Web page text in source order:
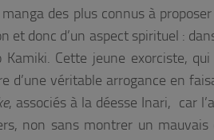
des plus connus à
et donc d’un aspect spirituel :
Kamiki. Cette jeune exorciste,
d’une véritable arrogance en
, associés à la déesse Inari, car
non sans montrer un